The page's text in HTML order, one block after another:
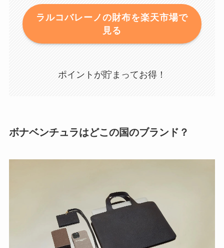
ラルコバレーノの財布を楽天市場で
見る
ポイントが貯まってお得！
ボナベンチュラはどこの国のブランド？